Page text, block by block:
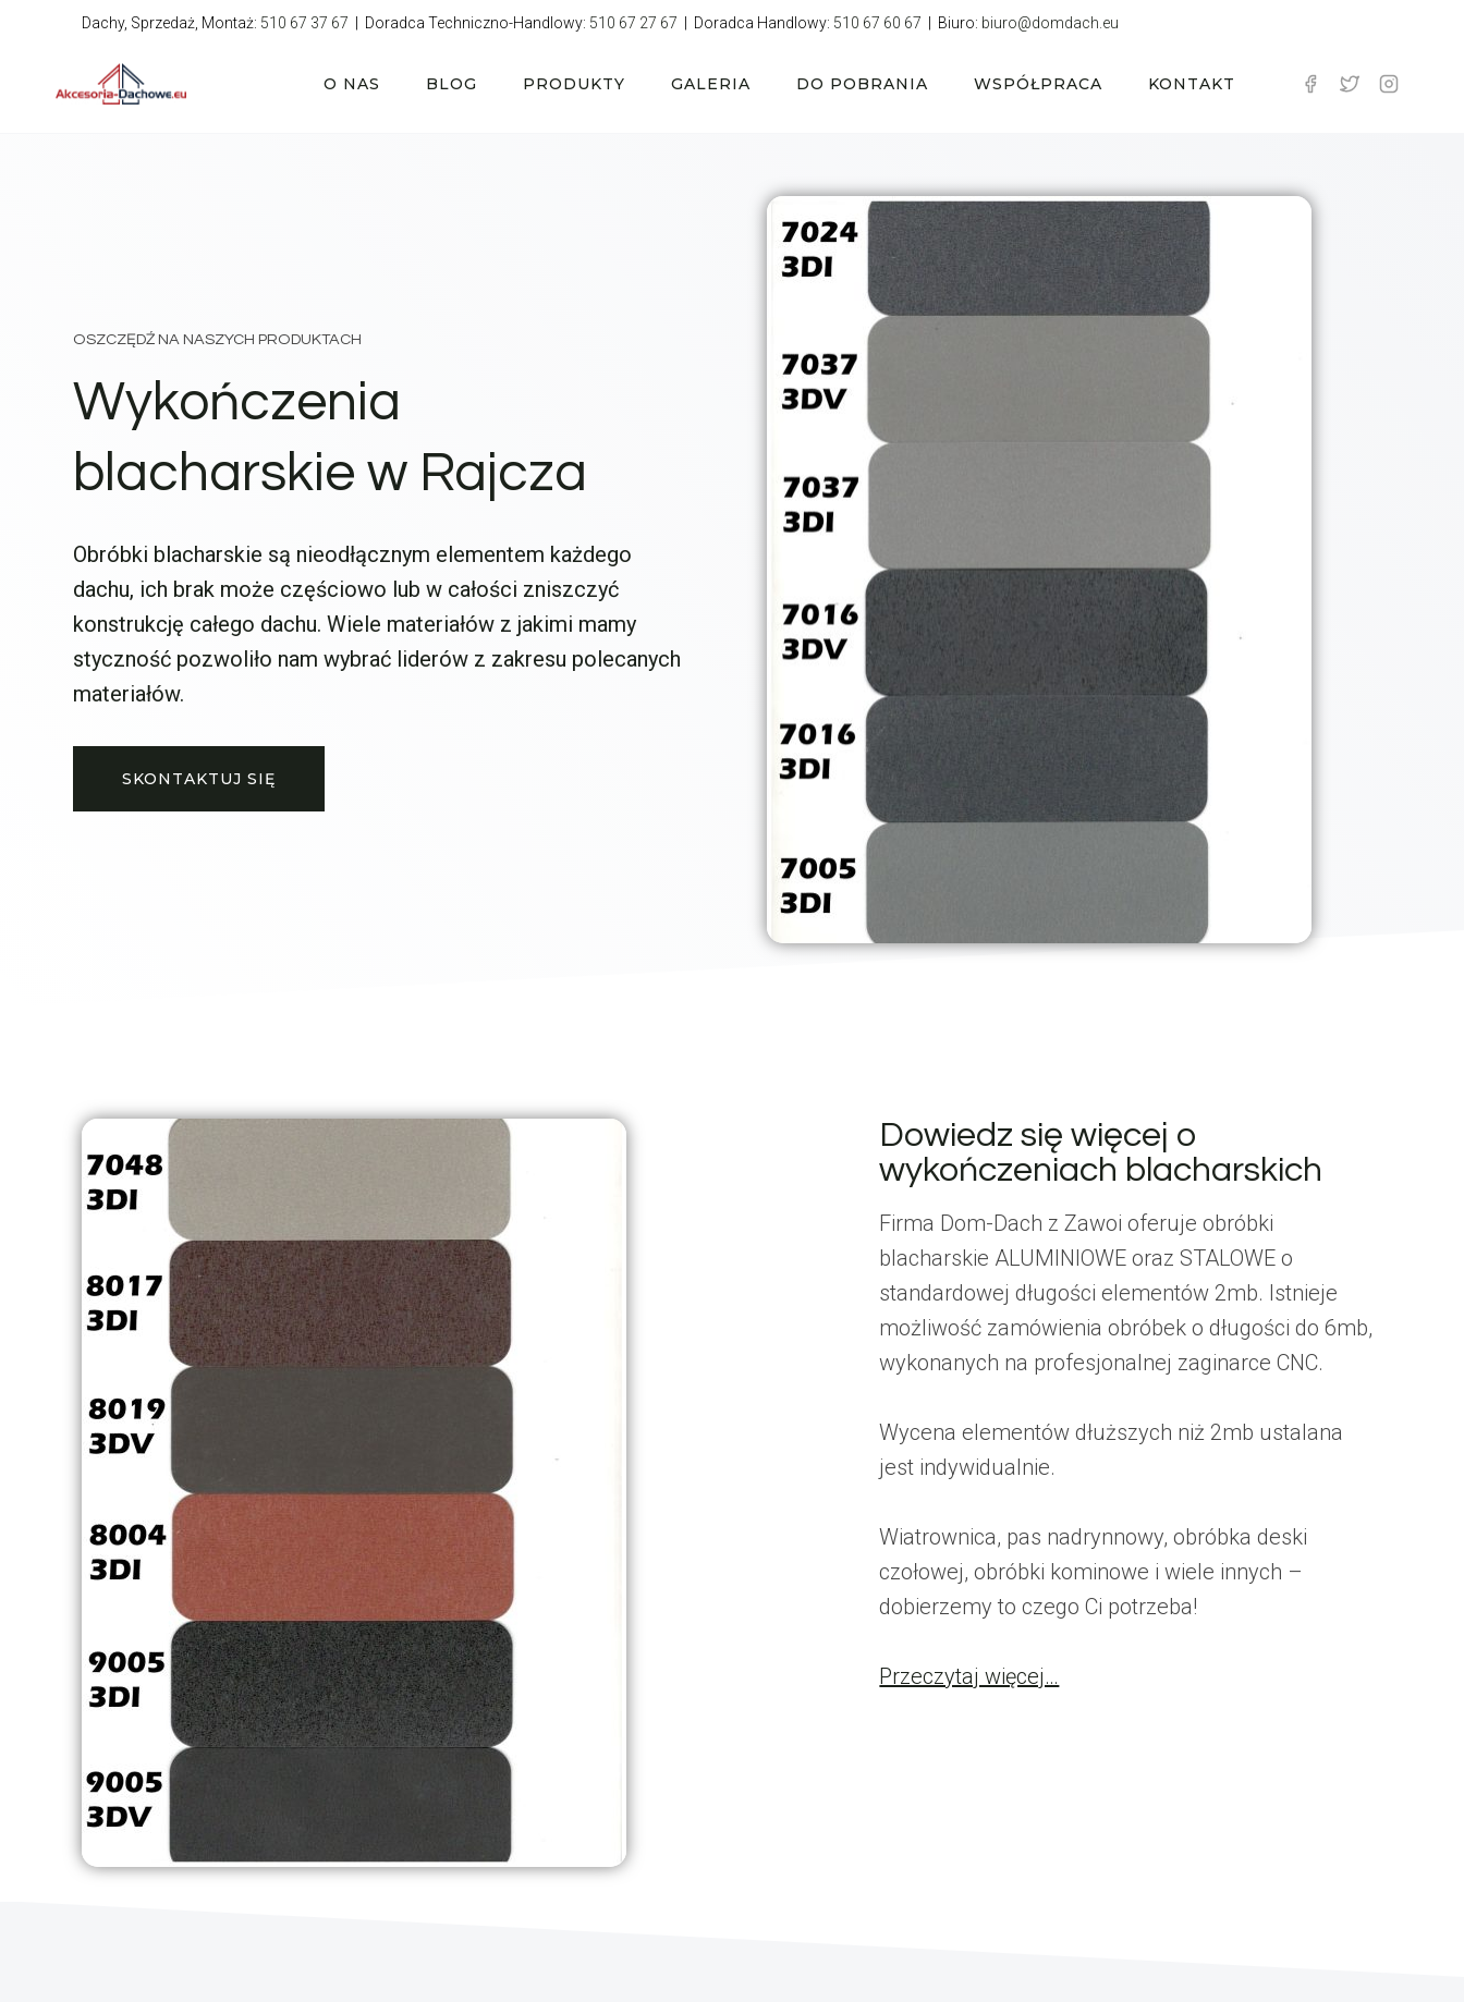
Dachy, Sprzedaż, Montaż: 510 67 37 67 | Doradca Techniczno-Handlowy: 510 67 27 67 | Doradca Handlowy: 510 67 60 67 | Biuro: biuro@domdach.eu
O NAS BLOG PRODUKTY GALERIA DO POBRANIA WSPÓŁPRACA KONTAKT
OSZCZĘDŹ NA NASZYCH PRODUKTACH
Wykończenia
blacharskie w Rajcza
Obróbki blacharskie są nieodłącznym elementem każdego
dachu, ich brak może częściowo lub w całości zniszczyć
konstrukcję całego dachu. Wiele materiałów z jakimi mamy
styczność pozwoliło nam wybrać liderów z zakresu polecanych
materiałów.
SKONTAKTUJ SIĘ
Dowiedz się więcej o
wykończeniach blacharskich
Firma Dom-Dach z Zawoi oferuje obróbki
blacharskie ALUMINIOWE oraz STALOWE o
standardowej długości elementów 2mb. Istnieje
możliwość zamówienia obróbek o długości do 6mb,
wykonanych na profesjonalnej zaginarce CNC.
Wycena elementów dłuższych niż 2mb ustalana
jest indywidualnie.
Wiatrownica, pas nadrynnowy, obróbka deski
czołowej, obróbki kominowe i wiele innych –
dobierzemy to czego Ci potrzeba!
Przeczytaj więcej…